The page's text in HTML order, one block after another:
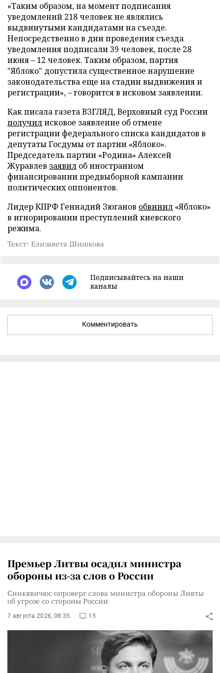
«Таким образом, на момент подписания
уведомлений 218 человек не являлись
выдвинутыми кандидатами на съезде.
Непосредственно в дни проведения съезда
уведомления подписали 39 человек, после 28
июня – 12 человек. Таким образом, партия
"Яблоко" допустила существенное нарушение
законодательства еще на стадии выдвижения и
регистрации», – говорится в исковом заявлении.
Как писала газета ВЗГЛЯД, Верховный суд России
получилисковое заявление об отмене
регистрации федерального списка кандидатов в
депутаты Госдумы от партии «Яблоко».
Председатель партии «Родина» Алексей
Журавлев заявил об иностранном
финансировании предвыборной кампании
политических оппонентов.
Лидер КПРФ Геннадий Зюганов обвинил «Яблоко»
в игнорировании преступлений киевского
режима.
Текст: Елизавета Шишкова
Подписывайтесь на наши
каналы
Комментировать
Премьер Литвы осадил министра
обороны из-за слов о России
Синкявичюс опроверг слова министра обороны Ливты
об угрозе со стороны России
7 августа 2026, 08:35 15